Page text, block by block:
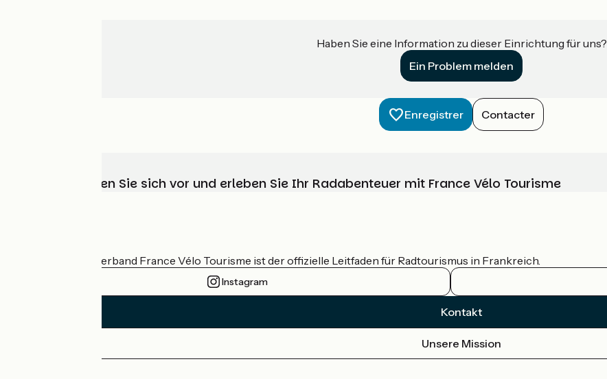
Haben Sie eine Information zu dieser Einrichtung für uns?
Ein Problem melden
Enregistrer Contacter
Wählen, bereiten Sie sich vor und erleben Sie Ihr Radabenteuer mit France Vélo Tourisme
Der nationale Verband France Vélo Tourisme ist der offizielle Leitfaden für Radtourismus in Frankreich.
Instagram
Kontakt
Unsere Mission